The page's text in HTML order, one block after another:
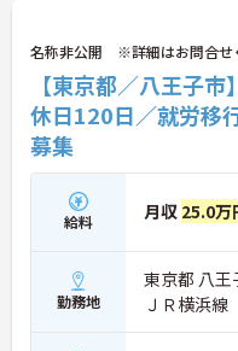
名称非公開 ※詳細はお問合せ
【東京都／八王子
休日120日／就労移
募集
給料 月収 25.0万
勤務地
東京都 八王
ＪＲ横浜線